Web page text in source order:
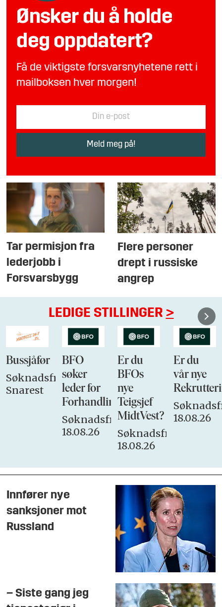
Ønsker du å holde
deg oppdatert?
Få de viktigste forsvarsnyhetene rett i
mailboksen hver morgen!
Tar permisjon fra
lederjobb i
Forsvarsbygg
Flere personer
drept i russiske
angrep
LEDIGE STILLINGER >
Bussjåfør
Søknadsfrist:
Snarest
BFO
søker
leder for
Forhandlingsutvalget
Søknadsfrist:
18.08.26
Er du
BFOs
nye
Teigsjef
MidtVest?
Søknadsfrist:
18.08.26
Er du
vår nye
18.08.26
Innfører nye
sanksjoner mot
Russland
– Siste gang jeg